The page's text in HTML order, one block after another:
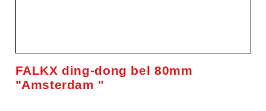
FALKX ding-dong bel 80mm
"Amsterdam "